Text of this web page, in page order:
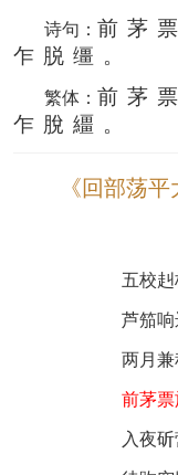
诗句： 前茅
乍脱缰。
繁体： 前茅
乍脫繮。
《回部荡
五校赳
芦笳响
两月兼
前茅票
入夜